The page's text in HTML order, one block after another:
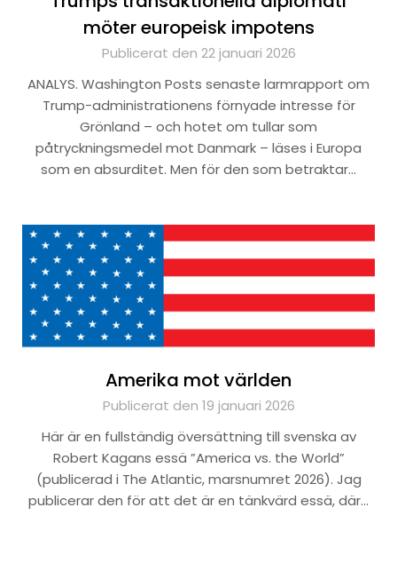
möter europeisk impotens
Publicerat den 22 januari 2026
ANALYS. Washington Posts senaste larmrapport om
Trump-administrationens förnyade intresse för
Grönland – och hotet om tullar som
påtryckningsmedel mot Danmark – läses i Europa
som en absurditet. Men för den som betraktar…
Amerika mot världen
Publicerat den 19 januari 2026
Här är en fullständig översättning till svenska av
Robert Kagans essä ”America vs. the World”
(publicerad i The Atlantic, marsnumret 2026). Jag
publicerar den för att det är en tänkvärd essä, där…